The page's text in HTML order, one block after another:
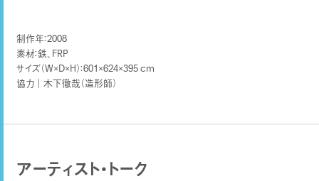
制作年：2008
素材：鉄、FRP
サイズ（W×D×H）：601×624×395 cm
協力｜木下徹哉（造形師）
アーティスト・トーク